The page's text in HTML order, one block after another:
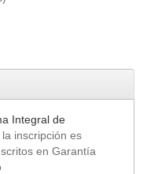
Integral de
la inscripción es
en Garantía